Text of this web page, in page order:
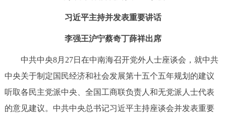
专题公开
政务服务
个人服务 法人服务 部门服务
习近平主持并发表重要讲话
李强王沪宁蔡奇丁薛祥出席
中共中央8月27日在中南海召开党外人士座谈会，就中共
中央关于制定国民经济和社会发展第十五个五年规划的建议
听取各民主党派中央、全国工商联负责人和无党派人士代表
的意见建议。中共中央总书记习近平主持座谈会并发表重要